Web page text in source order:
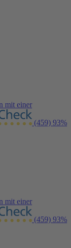
mit einer
(459) 93%
mit einer
(459) 93%